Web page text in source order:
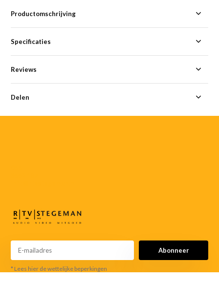
Productomschrijving
Specificaties
Reviews
Delen
Abonneer
* Lees hier de wettelijke beperkingen